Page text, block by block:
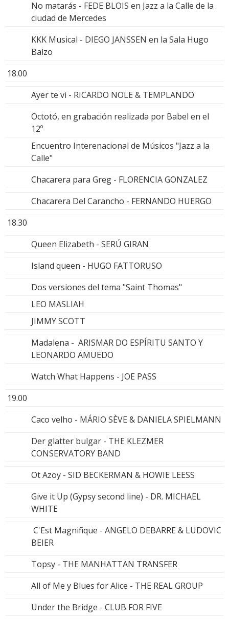
No matarás - FEDE BLOIS en Jazz a la Calle de la
ciudad de Mercedes
KKK Musical - DIEGO JANSSEN en la Sala Hugo
Balzo
18.00
Ayer te vi - RICARDO NOLE & TEMPLANDO
Octotó, en grabación realizada por Babel en el
12º
Encuentro Interenacional de Músicos "Jazz a la
Calle"
Chacarera para Greg - FLORENCIA GONZALEZ
Chacarera Del Carancho - FERNANDO HUERGO
18.30
Queen Elizabeth - SERÚ GIRAN
Island queen - HUGO FATTORUSO
Dos versiones del tema "Saint Thomas"
LEO MASLIAH
JIMMY SCOTT
Madalena - ARISMAR DO ESPÍRITU SANTO Y
LEONARDO AMUEDO
Watch What Happens - JOE PASS
19.00
Caco velho - MÁRIO SÈVE & DANIELA SPIELMANN
Der glatter bulgar - THE KLEZMER
CONSERVATORY BAND
Ot Azoy - SID BECKERMAN & HOWIE LEESS
Give it Up (Gypsy second line) - DR. MICHAEL
WHITE
C'Est Magnifique - ANGELO DEBARRE & LUDOVIC
BEIER
Topsy - THE MANHATTAN TRANSFER
All of Me y Blues for Alice - THE REAL GROUP
Under the Bridge - CLUB FOR FIVE